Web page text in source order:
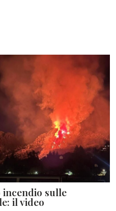
incendio sulle
il video